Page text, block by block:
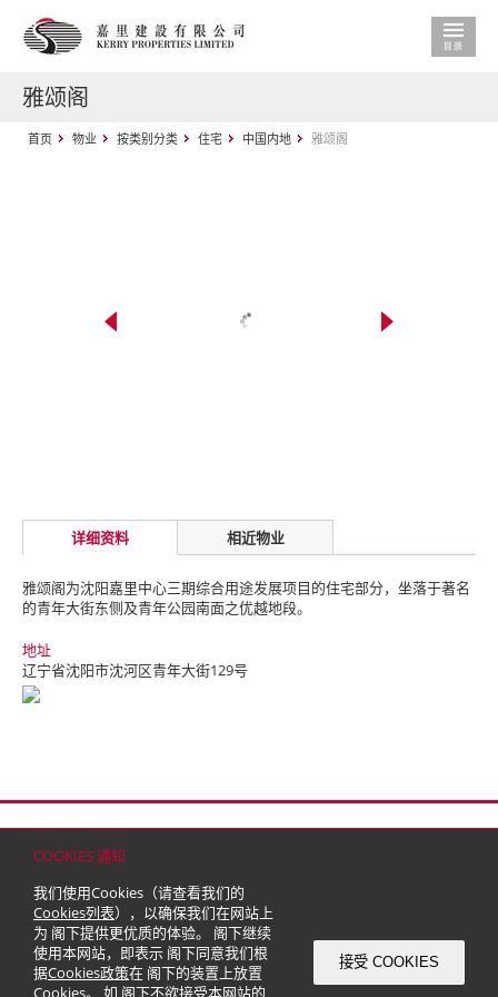
COOKIES 通知
我们使用Cookies（请查看我们的
Cookies列表），以确保我们在网站上
为 阁下提供更优质的体验。 阁下继续
使用本网站，即表示 阁下同意我们根
据Cookies政策在 阁下的装置上放置
Cookies。 如 阁下不欲接受本网站的
接受 COOKIES
雅颂阁
首页 物业 按类别分类 住宅 中国内地 雅颂阁
详细资料 相近物业
雅颂阁为沈阳嘉里中心三期综合用途发展项目的住宅部分，坐落于著名
的青年大街东侧及青年公园南面之优越地段。
地址
辽宁省沈阳市沈河区青年大街129号
© 2026 嘉里建设有限公司 (于百慕达注册成立之有限公司)